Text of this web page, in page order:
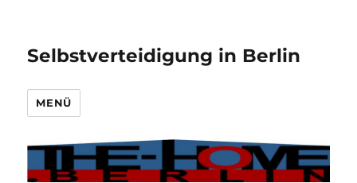
Selbstverteidigung in Berlin
MENÜ